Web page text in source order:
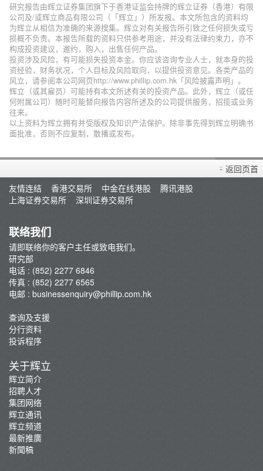
研究报告由辉立证券集团旗下于香港证监会持牌的辉立证券（香港）有限
公司及/或辉立商品有限公司（「辉立」）所发报。本文所包含的资料均
为辉立从相信为准确的来源搜集。辉立对有关报告所引致之任何损失或亏
损概不负责。本报告所载的资料只供参考用途，并没有法律约束力，亦不
构成投资建议，邀约，购入，出售任何产品。
投资涉及风险，有可能损失投资本金。你应该咨询专业人士，就本身的投
资经验，财务状况，个人目标及风险取向，以提供投资意见。各类产品的
风立，请参阅本公司网页http://www.phillip.com.hk「风险披露声明」。
辉立（或其雇员）可能持有本文所述有关的投资产品。此外，辉立（或任
何附属公司）随时可能替向报告内容所述及的公司提供服务，招揽或业务
往来。
以上资料为辉立拥有并受版权及知识产法保护。除非事先得到辉立明确书
面批准，否则不应复制，散播或发布。
返回页首
友情连结
香港交易所 中金在线港股
腾讯港股
上海证券交易所
深圳证券交易所
联络我们
请即联络你的客户主任或致电我们。
研究部
电话 : (852) 2277 6846
传真 : (852) 2277 6565
电邮 : businessenquiry@phillip.com.hk
查询及支援
分行资料
投诉程序
关于辉立
辉立简介
招聘人才
集团网络
辉立通讯
辉立频道
最新推廣
新聞稿